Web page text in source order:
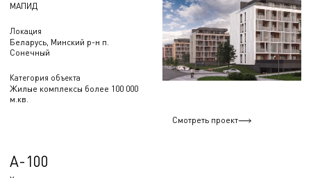
МАПИД
Локация
Беларусь, Минский р-н п.
Сонечный
Категория объекта
Жилые комплексы более 100 000
м.кв.
Смотреть проект
А-100